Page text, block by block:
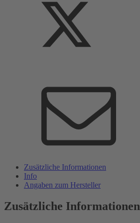
Zusätzliche Informationen
Info
Angaben zum Hersteller
Zusätzliche Informationen